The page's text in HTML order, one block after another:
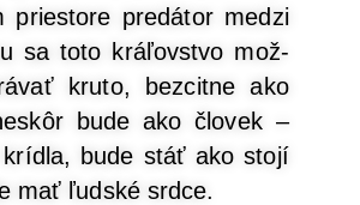
pries­to­re pre­dá­tor medzi
sa toto krá­ľov­stvo mož­
kru­to, bez­cit­ne ako
bude ako člo­vek –
bude stáť ako sto­jí
mať ľud­ské srdce.